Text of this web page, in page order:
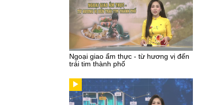
Ngoại giao ẩm thực - từ hương vị đến
trái tim thành phố